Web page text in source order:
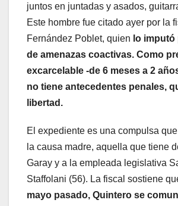
juntos en juntadas y asados,
Este hombre fue citado ayer por la
Fernández Poblet, quien lo
de amenazas coactivas. Como
excarcelable -de 6 meses a 2
no tiene antecedentes penales,
libertad.
El expediente es una compulsa
la causa madre, aquella que tiene
Garay y a la empleada legislativa
Staffolani (56). La fiscal sostiene
mayo pasado, Quintero se